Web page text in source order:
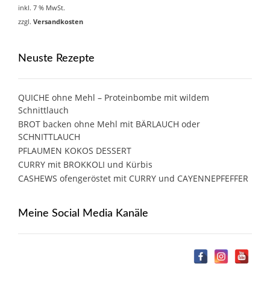
inkl. 7 % MwSt.
zzgl. Versandkosten
Neuste Rezepte
QUICHE ohne Mehl – Proteinbombe mit wildem
Schnittlauch
BROT backen ohne Mehl mit BÄRLAUCH oder
SCHNITTLAUCH
PFLAUMEN KOKOS DESSERT
CURRY mit BROKKOLI und Kürbis
CASHEWS ofengeröstet mit CURRY und CAYENNEPFEFFER
Meine Social Media Kanäle